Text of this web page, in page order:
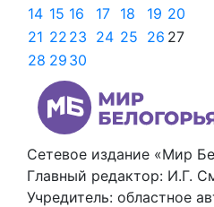
14 15 16 17 18 19 20
21 22 23 24 25 26 27
28 29 30
Сетевое издание «Мир
Главный редактор: И.Г.
Учредитель: областное